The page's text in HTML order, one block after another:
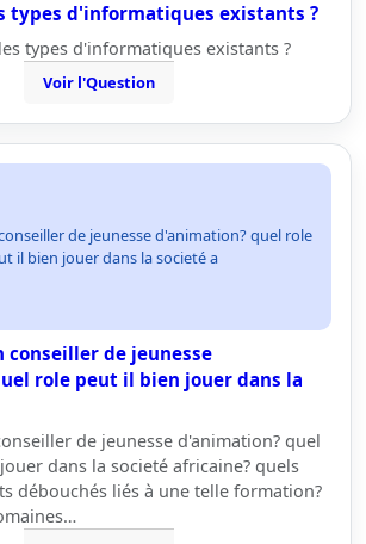
types d'informatiques existants ?
types d'informatiques existants ?
Voir l'Question
de jeunesse d'animation? quel role
il bien jouer dans la societé a
conseiller de jeunesse
role peut il bien jouer dans la
de jeunesse d'animation? quel
dans la societé africaine? quels
débouchés liés à une telle formation?